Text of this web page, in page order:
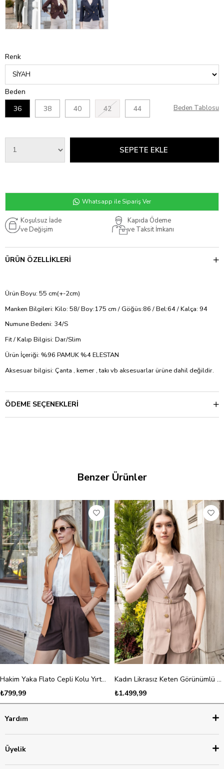
Renk
Beden
36
38 40 42 44 Beden Tablosu
Whatsapp ile Sipariş Ver
Koşulsuz İade
ve Değişim
Kapıda Ödeme
ve Taksit İmkanı
ÜRÜN ÖZELLIKLERI
Ürün Boyu: 55 cm(+-2cm)
Manken Bilgileri: Kilo: 58/ Boy:175 cm / Göğüs:86 / Bel:64 / Kalça: 94
Numune Bedeni: 34/S
Fit / Kalıp Bilgisi: Dar/Slim
Ürün İçeriği: %96 PAMUK %4 ELESTAN
Aksesuar bilgisi: Çanta , kemer , takı vb aksesuarlar ürüne dahil değildir.
ÖDEME SEÇENEKLERI
Benzer Ürünler
Hakim Yaka Flato Cepli Kolu Yırtmaçlı Uzun Blazer Pamuklu Likralı Kumaş Ceket-Tarçın
₺799,99
Kadın Likrasız Keten Görünümlü Kumaş Yakalı Flato Cepli Kısa Kol Blazer Ceket-Vizon
₺1.499,99
Yardım
Üyelik